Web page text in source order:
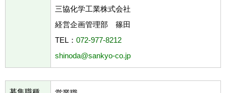
三協化学工業株式会社
経営企画管理部 篠田
TEL： 072-977-8212
shinoda@sankyo-co.jp